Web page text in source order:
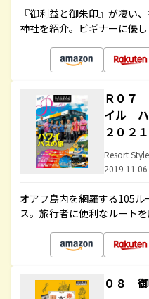
『御利益と御朱印』が凄い
神社を紹介。ビギナーに優
Ｒ０７
イル
２０２１
Resort Style
2019.11.06
オアフ島内を網羅する105
ス。旅行者に便利なルートを
０８